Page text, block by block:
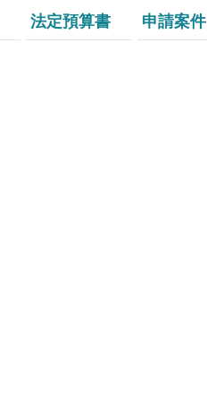
法定預算書 申請案件